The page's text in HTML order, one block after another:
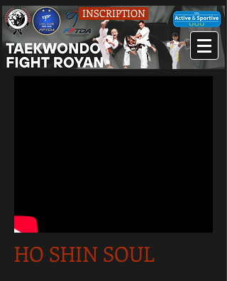
INSCRIPTION
HO SHIN SOUL